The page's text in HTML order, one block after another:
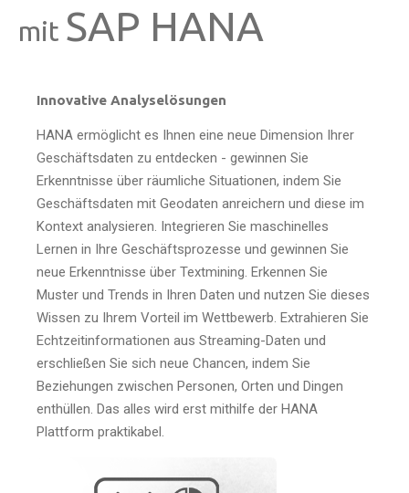
mit SAP HANA
Innovative Analyselösungen
HANA ermöglicht es Ihnen eine neue Dimension Ihrer
Geschäftsdaten zu entdecken - gewinnen Sie
Erkenntnisse über räumliche Situationen, indem Sie
Geschäftsdaten mit Geodaten anreichern und diese im
Kontext analysieren. Integrieren Sie maschinelles
Lernen in Ihre Geschäftsprozesse und gewinnen Sie
neue Erkenntnisse über Textmining. Erkennen Sie
Muster und Trends in Ihren Daten und nutzen Sie dieses
Wissen zu Ihrem Vorteil im Wettbewerb. Extrahieren Sie
Echtzeitinformationen aus Streaming-Daten und
erschließen Sie sich neue Chancen, indem Sie
Beziehungen zwischen Personen, Orten und Dingen
enthüllen. Das alles wird erst mithilfe der HANA
Plattform praktikabel.